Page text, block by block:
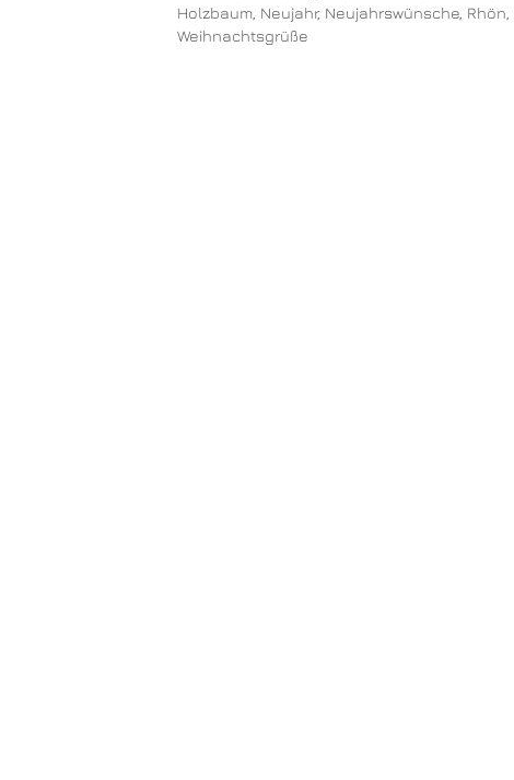
Holzbaum Neujahr, Neujahrswünsche Rhön
Weihnachtsgrüße